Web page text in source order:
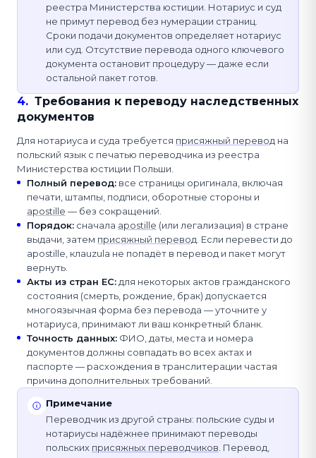
реестра Министерства юстиции. Нотариус и суд
не примут перевод без нумерации страниц.
Сроки подачи документов определяет нотариус
или суд. Отсутствие перевода одного ключевого
документа остановит процедуру — даже если
остальной пакет готов.
4. Требования к переводу наследственных
документов
Для нотариуса и суда требуется присяжный перевод на
польский язык с печатью переводчика из реестра
Министерства юстиции Польши.
Полный перевод: все страницы оригинала, включая
печати, штампы, подписи, оборотные стороны и
apostille — без сокращений.
Порядок: сначала apostille (или легализация) в стране
выдачи, затем присяжный перевод . Если перевести до
apostille, клauzula не попадёт в перевод и пакет могут
вернуть.
Акты из стран ЕС: для некоторых актов гражданского
состояния (смерть, рождение, брак) допускается
многоязычная форма без перевода — уточните у
нотариуса, принимают ли ваш конкретный бланк.
Точность данных: ФИО, даты, места и номера
документов должны совпадать во всех актах и
паспорте — расхождения в транслитерации частая
причина дополнительных требований.
Примечание
Переводчик из другой страны: польские суды и
нотариусы надёжнее принимают переводы
польских присяжных переводчиков . Перевод,